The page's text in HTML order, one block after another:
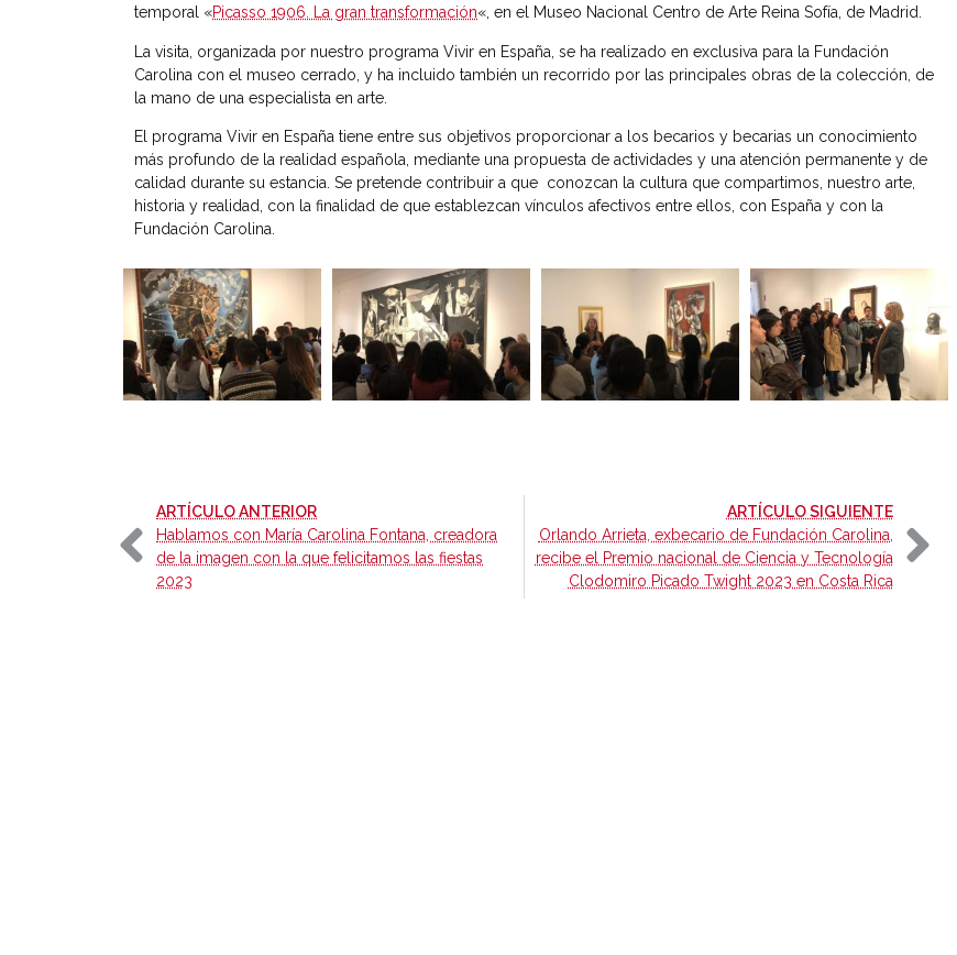
temporal «Picasso 1906. La gran transformación«, en el Museo Nacional Centro de Arte Reina Sofía, de Madrid.
La visita, organizada por nuestro programa Vivir en España, se ha realizado en exclusiva para la Fundación
Carolina con el museo cerrado, y ha incluido también un recorrido por las principales obras de la colección, de
la mano de una especialista en arte.
El programa Vivir en España tiene entre sus objetivos proporcionar a los becarios y becarias un conocimiento
más profundo de la realidad española, mediante una propuesta de actividades y una atención permanente y de
calidad durante su estancia. Se pretende contribuir a que conozcan la cultura que compartimos, nuestro arte,
historia y realidad, con la finalidad de que establezcan vínculos afectivos entre ellos, con España y con la
Fundación Carolina.
ARTÍCULO ANTERIOR-
Hablamos con María Carolina Fontana, creadora
de la imagen con la que felicitamos las fiestas
2023
ARTÍCULO SIGUIENTE-
Orlando Arrieta, exbecario de Fundación Carolina,
recibe el Premio nacional de Ciencia y Tecnología
Clodomiro Picado Twight 2023 en Costa Rica